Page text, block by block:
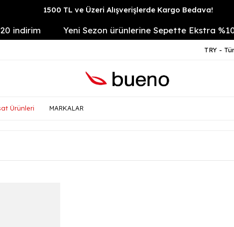
1500 TL ve Üzeri Alışverişlerde Kargo Bedava!
Yeni Sezon ürünlerine Sepette Ekstra %10
TRY -
Ürünleri MARKALAR